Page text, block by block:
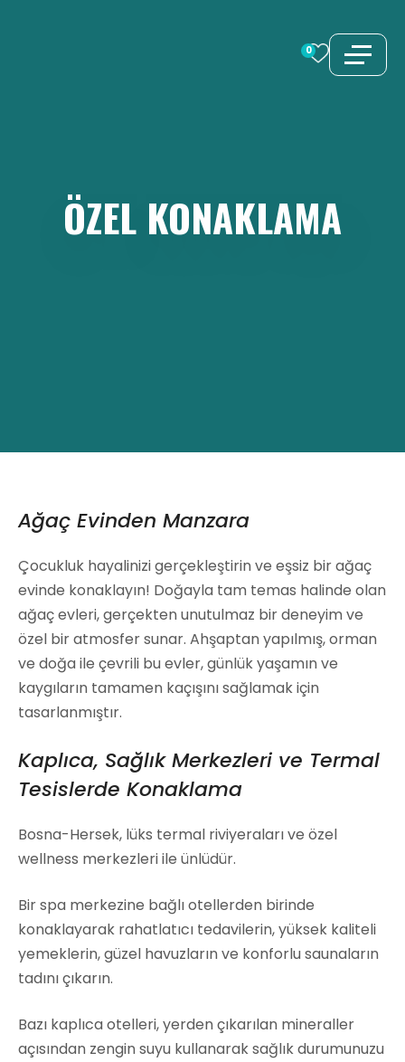
0
ÖZEL KONAKLAMA
Ağaç Evinden Manzara
Çocukluk hayalinizi gerçekleştirin ve eşsiz bir ağaç
evinde konaklayın! Doğayla tam temas halinde olan
ağaç evleri, gerçekten unutulmaz bir deneyim ve
özel bir atmosfer sunar. Ahşaptan yapılmış, orman
ve doğa ile çevrili bu evler, günlük yaşamın ve
kaygıların tamamen kaçışını sağlamak için
tasarlanmıştır.
Kaplıca, Sağlık Merkezleri ve Termal
Tesislerde Konaklama
Bosna-Hersek, lüks termal riviyeraları ve özel
wellness merkezleri ile ünlüdür.
Bir spa merkezine bağlı otellerden birinde
konaklayarak rahatlatıcı tedavilerin, yüksek kaliteli
yemeklerin, güzel havuzların ve konforlu saunaların
tadını çıkarın.
Bazı kaplıca otelleri, yerden çıkarılan mineraller
açısından zengin suyu kullanarak sağlık durumunuzu